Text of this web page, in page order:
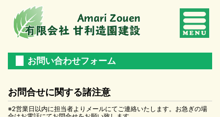
お問い合わせフォーム
お問合せに関する諸注意
※2営業日以内に担当者よりメールにてご連絡いたします。お急ぎの場